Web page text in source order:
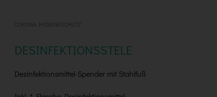
CORONA HYGIENESCHUTZ
DESINFEKTIONSSTELE
Desinfektionsmittel-Spender mit Stahlfuß